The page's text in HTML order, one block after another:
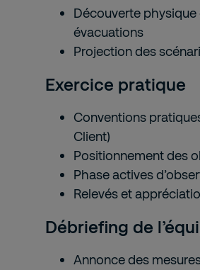
Découverte
évacuations
Projection des
Exercice pratique
Conventions
Client)
Positionnement des
Phase actives
Relevés et
Débriefing de
Annonce des